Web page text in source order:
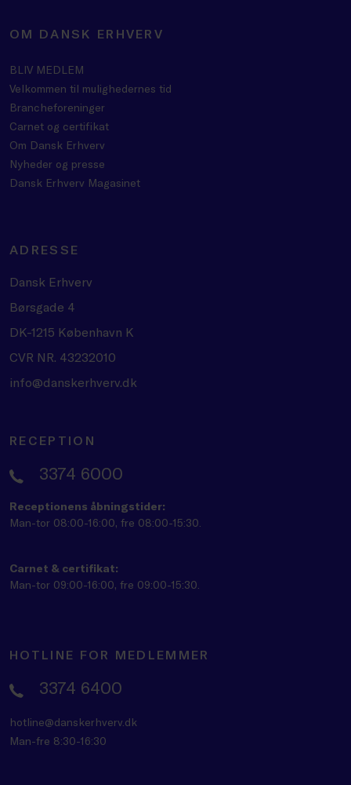
OM DANSK ERHVERV
BLIV MEDLEM
Velkommen til mulighedernes tid
Brancheforeninger
Carnet og certifikat
Om Dansk Erhverv
Nyheder og presse
Dansk Erhverv Magasinet
ADRESSE
Dansk Erhverv
Børsgade 4
DK-1215 København K
CVR NR. 43232010
info@danskerhverv.dk
RECEPTION
3374 6000
Receptionens åbningstider:
Man-tor 08:00-16:00, fre 08:00-15:30.
Carnet & certifikat:
Man-tor 09:00-16:00, fre 09:00-15:30.
HOTLINE FOR MEDLEMMER
3374 6400
hotline@danskerhverv.dk
Man-fre 8:30-16:30